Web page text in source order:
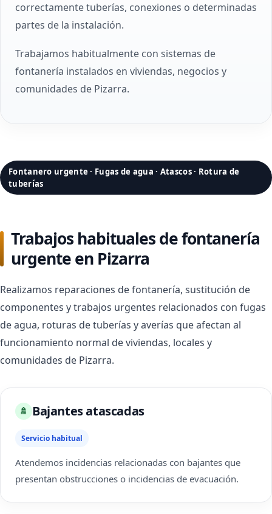
correctamente tuberías, conexiones o determinadas
partes de la instalación.
Trabajamos habitualmente con sistemas de
fontanería instalados en viviendas, negocios y
comunidades de Pizarra.
Fontanero urgente · Fugas de agua · Atascos · Rotura de
tuberías
Trabajos habituales de fontanería
urgente en Pizarra
Realizamos reparaciones de fontanería, sustitución de
componentes y trabajos urgentes relacionados con fugas
de agua, roturas de tuberías y averías que afectan al
funcionamiento normal de viviendas, locales y
comunidades de Pizarra.
🚿 Bajantes atascadas
Servicio habitual
Atendemos incidencias relacionadas con bajantes que
presentan obstrucciones o incidencias de evacuación.